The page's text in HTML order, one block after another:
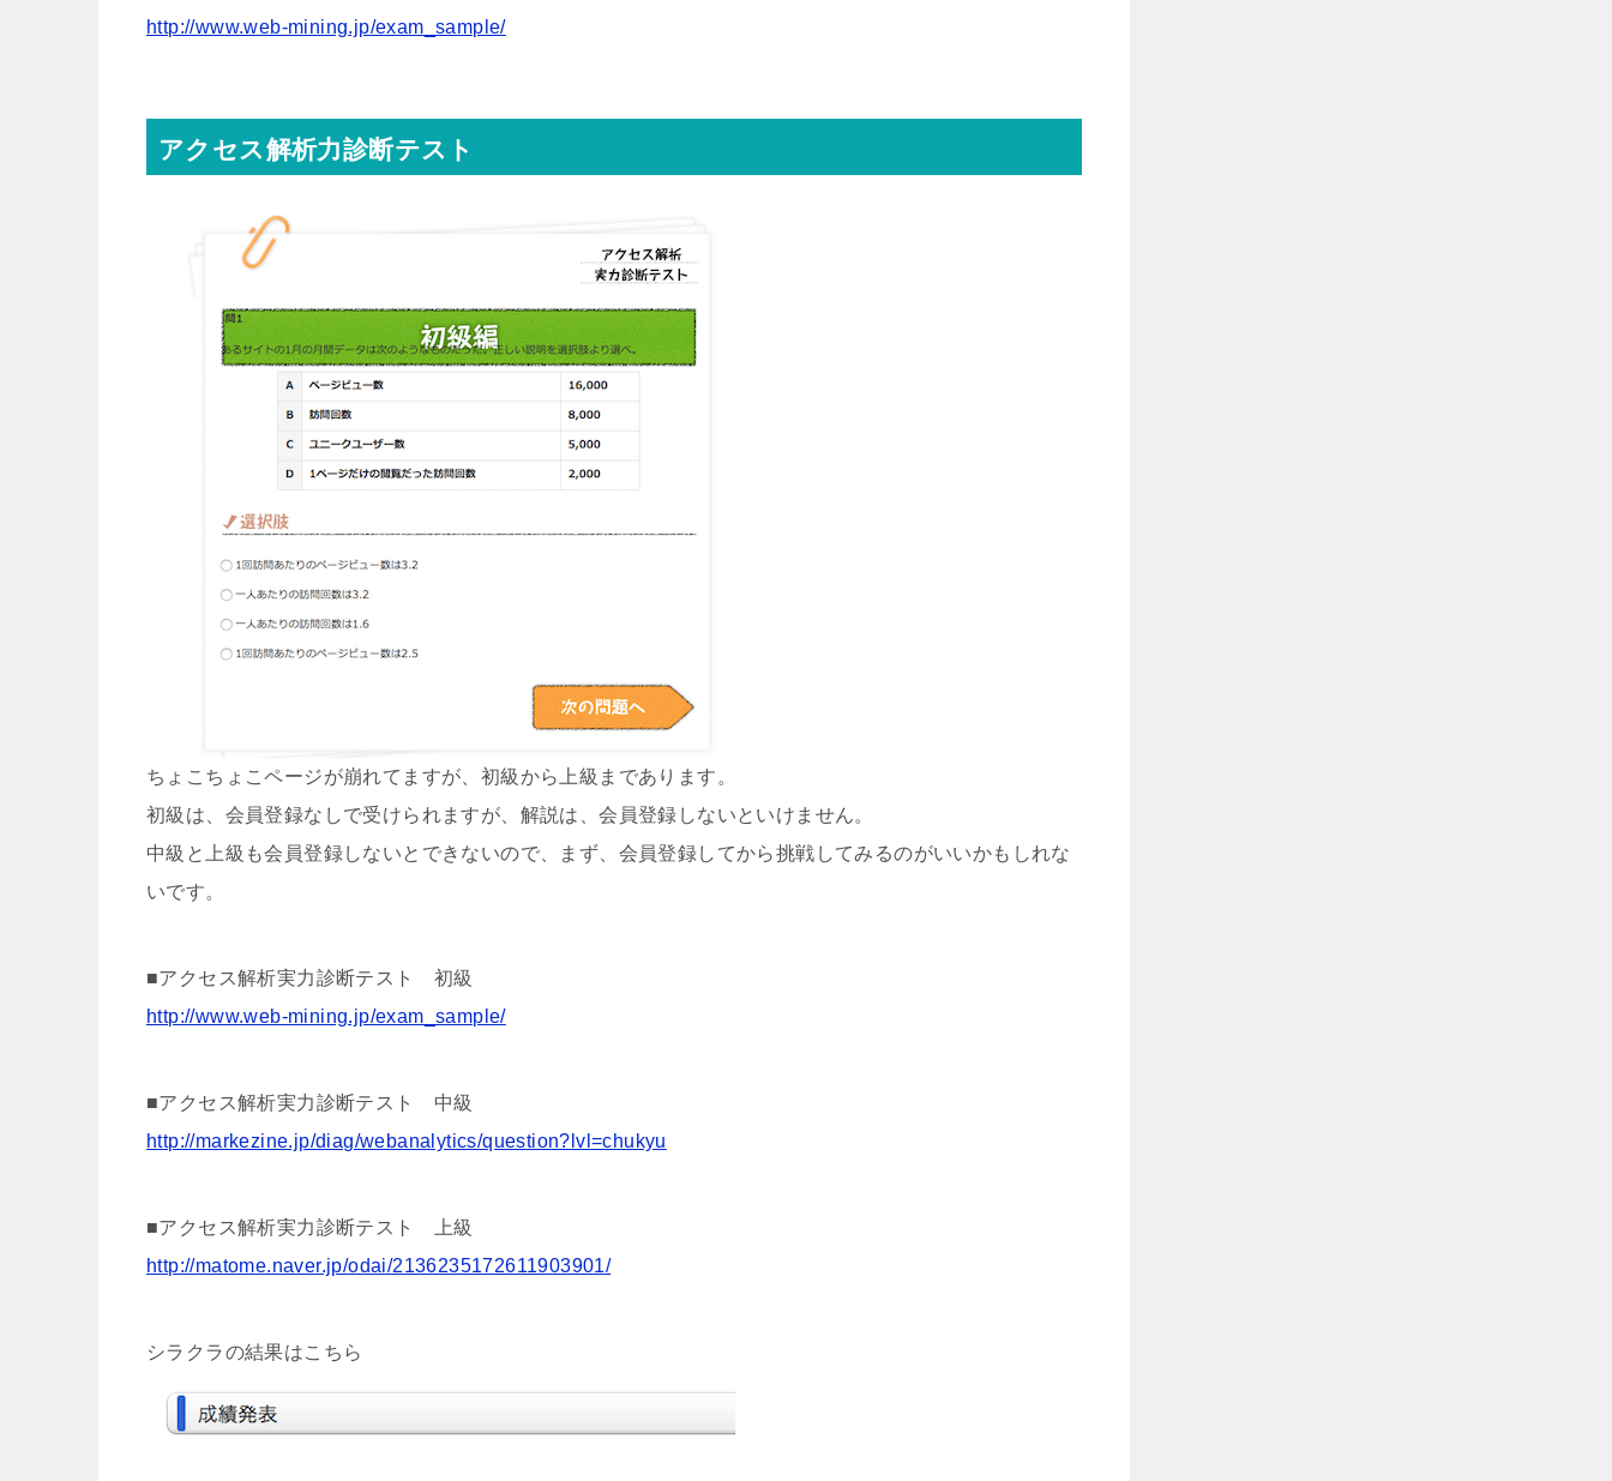
http://www.web-mining.jp/exam_sample/
アクセス解析力診断テスト
ちょこちょこページが崩れてますが、初級から上級まであります。
初級は、会員登録なしで受けられますが、解説は、会員登録しないといけません。
中級と上級も会員登録しないとできないので、まず、会員登録してから挑戦してみるのがいいかもしれな
いです。
■アクセス解析実力診断テスト 初級
http://www.web-mining.jp/exam_sample/
■アクセス解析実力診断テスト 中級
http://markezine.jp/diag/webanalytics/question?lvl=chukyu
■アクセス解析実力診断テスト 上級
http://matome.naver.jp/odai/2136235172611903901/
シラクラの結果はこちら